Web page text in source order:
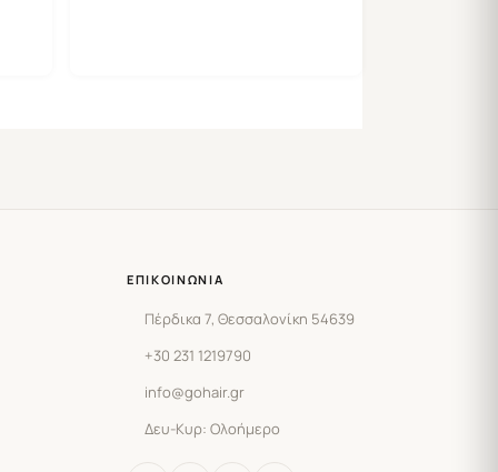
ΕΠΙΚΟΙΝΩΝΊΑ
Πέρδικα 7, Θεσσαλονίκη 54639
+30 231 1219790
info@gohair.gr
Δευ-Κυρ: Ολοήμερο